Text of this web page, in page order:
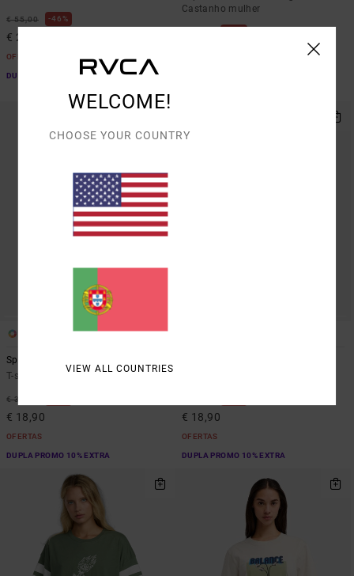
€ 55,00 46%
€ 29,70
OFERTAS
DUPLA PROMO 10% EXTRA
Castanho mulher
Spanky Loteria 411
T-shirt justa Branco mulher
€ 35,00
€ 18,90
OFERTAS
DUPLA PROMO 10% EXTRA
€ 18,90
OFERTAS
DUPLA PROMO 10% EXTRA
WELCOME!
CHOOSE YOUR COUNTRY
VIEW ALL COUNTRIES